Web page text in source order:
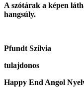
A szótárak a képen
hangsúly.
Pfundt Szilvia
tulajdonos
Happy End Angol